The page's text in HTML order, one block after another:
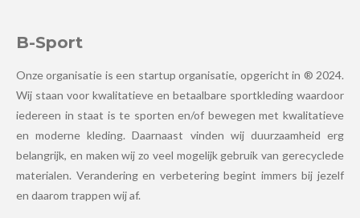
B-Sport
Onze organisatie is een startup organisatie, opgericht in ® 2024.
Wij staan voor kwalitatieve en betaalbare sportkleding waardoor
iedereen in staat is te sporten en/of bewegen met kwalitatieve
en moderne kleding. Daarnaast vinden wij duurzaamheid erg
belangrijk, en maken wij zo veel mogelijk gebruik van gerecyclede
materialen. Verandering en verbetering begint immers bij jezelf
en daarom trappen wij af.